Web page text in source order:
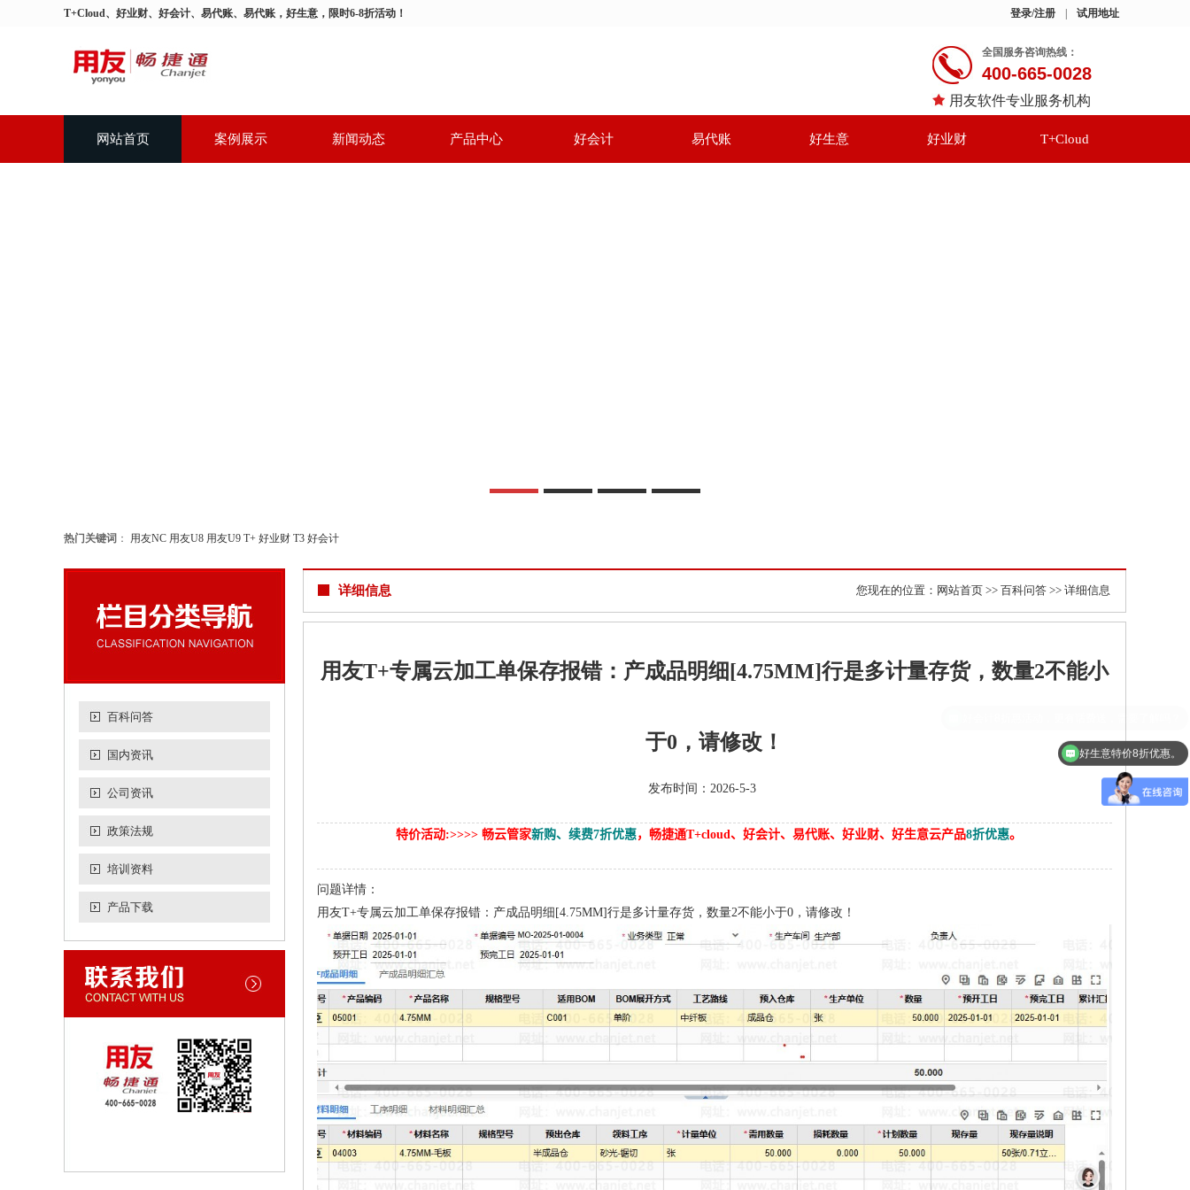
T+Cloud、好业财、好会计、易代账、易代账，好生意，限时6-8折活动！ 登录/注册 试用地址
全国服务咨询热线：
400-665-0028
用友软件专业服务机构
网站首页 案例展示 新闻动态 产品中心 好会计 易代账 好生意 好业财 T+Cloud
1 2 3 4
热门关键词 ： 用友NC 用友U8 用友U9 T+ 好业财 T3 好会计
百科问答
国内资讯
公司资讯
政策法规
培训资料
产品下载
详细信息 您现在的位置： 网站首页 >> 百科问答 >> 详细信息
用友T+专属云加工单保存报错：产成品明细[4.75MM]行是多计量存货，数量2不能小
于0，请修改！
发布时间：2026-5-3
特价活动:>>>> 畅云管家新购、续费7折优惠，畅捷通T+cloud、好会计、易代账、好业财、好生意云产品8折优惠。
问题详情：
用友T+专属云加工单保存报错：产成品明细[4.75MM]行是多计量存货，数量2不能小于0，请修改！
好生意特价8折优惠。